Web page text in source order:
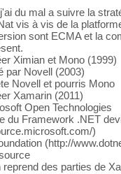
du mal a suivre la
vis à vis de la
sont ECMA et la
Ximian et Mono (1999)
par Novell (2003)
Novell et pourris Mono
Xamarin (2011)
Open Technologies
du Framework .NET
)
(http://
des parties de